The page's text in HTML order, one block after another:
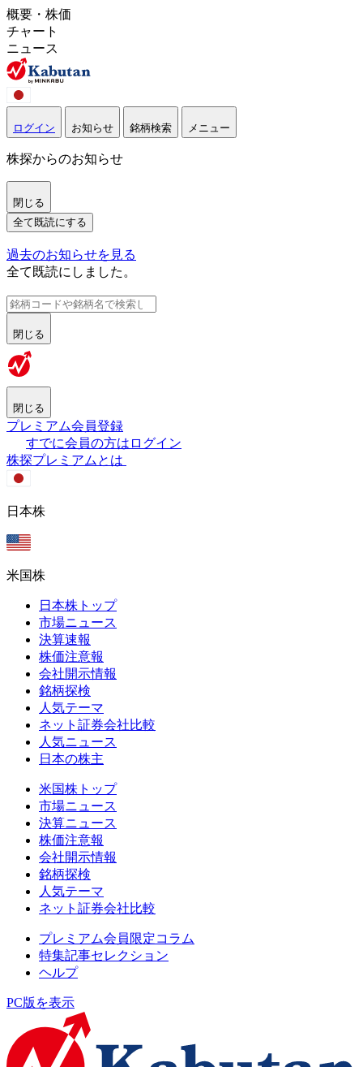
概要・株価
チャート
ニュース
ログイン お知らせ 銘柄検索 メニュー
株探からのお知らせ
閉じる
全て既読にする
過去のお知らせを見る
全て既読にしました。
閉じる
閉じる
プレミアム会員登録
すでに会員の方はログイン
株探プレミアムとは
日本株
米国株
日本株トップ
市場ニュース
決算速報
株価注意報
会社開示情報
銘柄探検
人気テーマ
ネット証券会社比較
人気ニュース
日本の株主
米国株トップ
市場ニュース
決算ニュース
株価注意報
会社開示情報
銘柄探検
人気テーマ
ネット証券会社比較
プレミアム会員限定コラム
特集記事セレクション
ヘルプ
PC版を表示